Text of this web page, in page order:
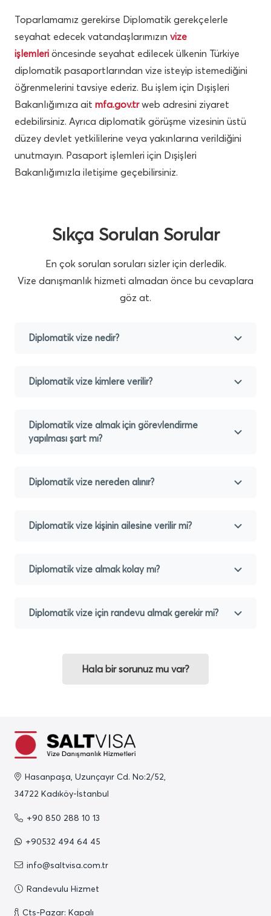
Toparlamamız gerekirse Diplomatik gerekçelerle
seyahat edecek vatandaşlarımızın vize
işlemleri öncesinde seyahat edilecek ülkenin Türkiye
diplomatik pasaportlarından vize isteyip istemediğini
öğrenmelerini tavsiye ederiz. Bu işlem için Dışişleri
Bakanlığımıza ait mfa.gov.trweb adresini ziyaret
edebilirsiniz. Ayrıca diplomatik görüşme vizesinin üstü
düzey devlet yetkililerine veya yakınlarına verildiğini
unutmayın. Pasaport işlemleri için Dışişleri
Bakanlığımızla iletişime geçebilirsiniz.
Sıkça Sorulan Sorular
En çok sorulan soruları sizler için derledik.
Vize danışmanlık hizmeti almadan önce bu cevaplara
göz at.
Diplomatik vize nedir?
Diplomatik vize kimlere verilir?
Diplomatik vize almak için görevlendirme
yapılması şart mı?
Diplomatik vize nereden alınır?
Diplomatik vize kişinin ailesine verilir mi?
Diplomatik vize almak kolay mı?
Diplomatik vize için randevu almak gerekir mi?
Hala bir sorunuz mu var?
Hasanpaşa, Uzunçayır Cd. No:2/52,
34722 Kadıköy-İstanbul
+90 850 288 10 13
+90532 494 64 45
info@saltvisa.com.tr
Randevulu Hizmet
Cts-Pazar: Kapalı